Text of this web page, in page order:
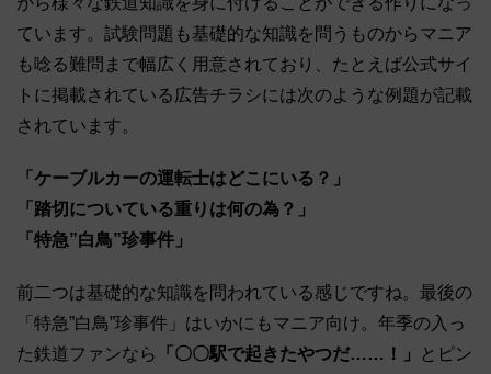
ています。試験問題も基礎的な知識を問うものからマニア
も唸る難問まで幅広く用意されており、たとえば公式サイ
トに掲載されている広告チラシには次のような例題が記載
されています。
「ケーブルカーの運転士はどこにいる？」
「踏切についている重りは何の為？」
「特急”白鳥”珍事件」
前二つは基礎的な知識を問われている感じですね。最後の
「特急”白鳥”珍事件」はいかにもマニア向け。年季の入っ
た鉄道ファンなら
「〇〇駅で起きたやつだ……！」
とピン